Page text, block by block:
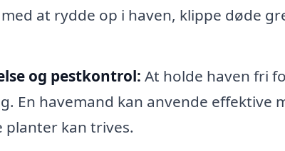
at rydde op i haven, klippe døde
og pestkontrol: At holde haven fri
En havemand kan anvende effektive
planter kan trives.